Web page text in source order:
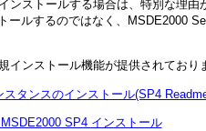
ストールする場合は、特別な理由
ールするのではなく、MSDE2000
ンストール機能が提供されており
タンスのインストール(SP4
SP4 インストール